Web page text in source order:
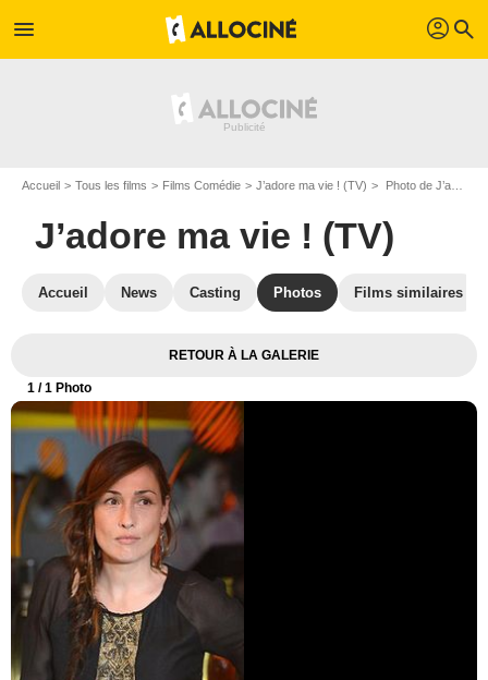
menu profil search
Accueil Tous les films Films Comédie J’adore ma vie ! (TV) Photo de J’adore ma vie ! (TV) - Photo 1
J’adore ma vie ! (TV)
Accueil News Casting Photos Films similaires
RETOUR À LA GALERIE
1 / 1 Photo